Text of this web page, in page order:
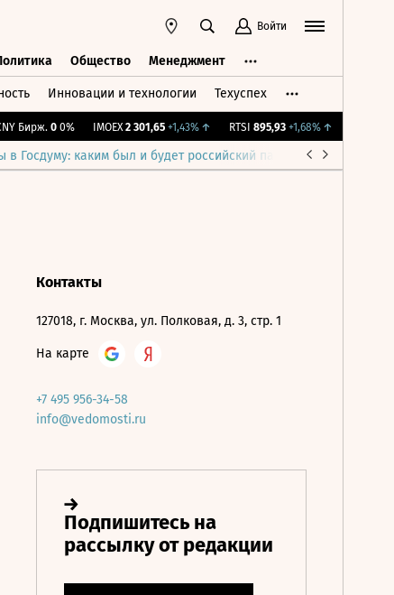
Войти
Общество Менеджмент
Инновации и технологии Техуспех
Бирж. 0 0% IMOEX 2 301,65 +1,43%↑ RTSI 895,93 +1,68%↑
в Госдуму: каким был и будет российский парламент
Контакты
127018, г. Москва, ул. Полковая, д. 3, стр. 1
На карте
+7 495 956-34-58
info@vedomosti.ru